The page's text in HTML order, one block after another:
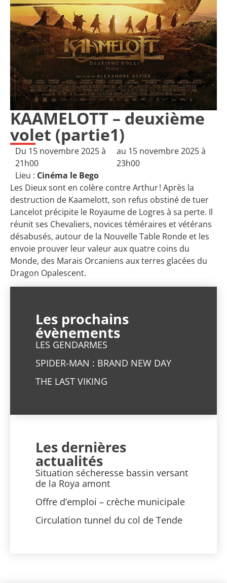
KAAMELOTT – deuxième
volet (partie1)
Du 15 novembre 2025 à
21h00
au 15 novembre 2025 à
23h00
Lieu : Cinéma le Bego
Les Dieux sont en colère contre Arthur ! Après la
destruction de Kaamelott, son refus obstiné de tuer
Lancelot précipite le Royaume de Logres à sa perte. Il
réunit ses Chevaliers, novices téméraires et vétérans
désabusés, autour de la Nouvelle Table Ronde et les
envoie prouver leur valeur aux quatre coins du
Monde, des Marais Orcaniens aux terres glacées du
Dragon Opalescent.
Les prochains
évènements
LES GENDARMES
SPIDER-MAN : BRAND NEW DAY
THE LAST VIKING
Les dernières
actualités
Situation sécheresse bassin versant
de la Roya amont
Offre d’emploi – crèche municipale
Circulation tunnel du col de Tende